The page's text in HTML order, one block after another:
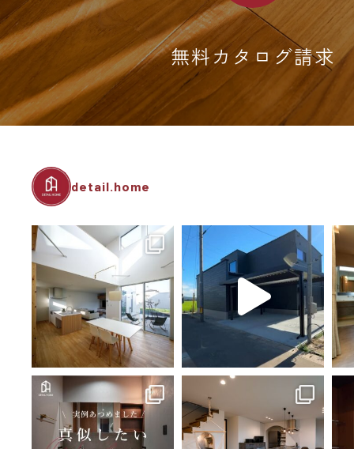
無料カタログ請求
detail.home